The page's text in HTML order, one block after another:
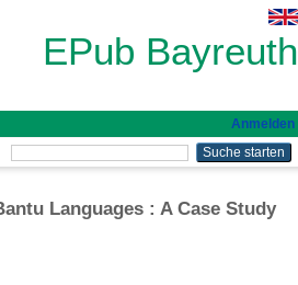
EPub Bayreuth
Anmelden
Languages : A Case Study